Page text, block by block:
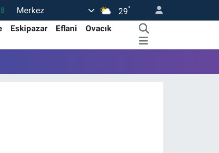
Merkez 29°
Eskipazar Eflani
Ovacık